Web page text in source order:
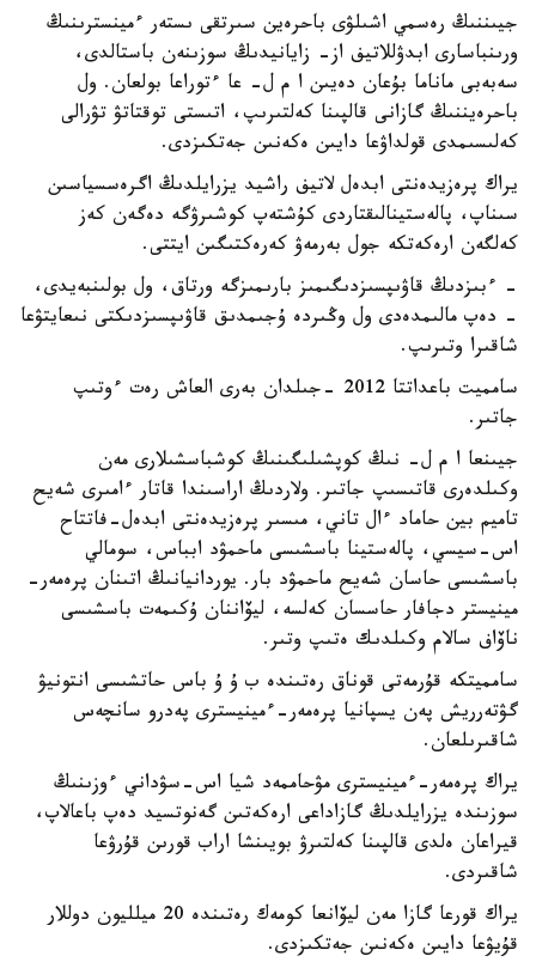
جيىننىڭ رەسمي اشىلۋى باحرەين سىرتقى ىستەر ءمينسترىنىڭ
ورىنباسارى ابدۋللاتيف از- زايانيدىڭ سوزىنەن باستالدى،
سەبەبى ماناما بۇعان دەيىن ا م ل- عا ءتوراعا بولعان. ول
باحرەيننىڭ گازانى قالپىنا كەلتىرىپ، اتىستى توقتاتۋ تۋرالى
كەلىسىمدى قولداۋعا دايىن ەكەنىن جەتكىزدى.
يراك پرەزيدەنتى ابدەل لاتيف راشيد يزرايلدىڭ اگرەسسياسىن
سىناپ، پالەستينالىقتاردى كۇشتەپ كوشىرۋگە دەگەن كەز
كەلگەن ارەكەتكە جول بەرمەۋ كەرەكتىگىن ايتتى.
- ءبىزدىڭ قاۋىپسىزدىگىمىز بارىمىزگە ورتاق، ول بولىنبەيدى،
- دەپ مالىمدەدى ول وڭىردە ۇجىمدىق قاۋىپسىزدىكتى نىعايتۋعا
شاقىرا وتىرىپ.
سامميت باعداتتا 2012 -جىلدان بەرى العاش رەت ءوتىپ
جاتىر.
جيىنعا ا م ل- نىڭ كوپشىلىگىنىڭ كوشباسشىلارى مەن
وكىلدەرى قاتىسىپ جاتىر. ولاردىڭ اراسىندا قاتار ءامىرى شەيح
تاميم بين حاماد ءال تاني، مىسىر پرەزيدەنتى ابدەل-فاتتاح
اس-سيسي، پالەستينا باسشىسى ماحمۋد ابباس، سومالي
باسشىسى حاسان شەيح ماحمۋد بار. يوردانيانىڭ اتىنان پرەمەر-
مينيستر دجافار حاسسان كەلسە، ليۆاننان ۇكىمەت باسشىسى
ناۆاف سالام وكىلدىك ەتىپ وتىر.
سامميتكە قۇرمەتى قوناق رەتىندە ب ۇ ۇ باس حاتشىسى انتونيۋ
گۋتەرريش پەن يسپانيا پرەمەر-ءمينيسترى پەدرو سانچەس
شاقىرىلعان.
يراك پرەمەر-ءمينيسترى مۋحاممەد شيا اس-سۋداني ءوزىنىڭ
سوزىندە يزرايلدىڭ گازاداعى ارەكەتىن گەنوتسيد دەپ باعالاپ،
قيراعان ەلدى قالپىنا كەلتىرۋ بويىنشا اراب قورىن قۇرۋعا
شاقىردى.
يراك قورعا گازا مەن ليۆانعا كومەك رەتىندە 20 ميلليون دوللار
قۇيۋعا دايىن ەكەنىن جەتكىزدى.